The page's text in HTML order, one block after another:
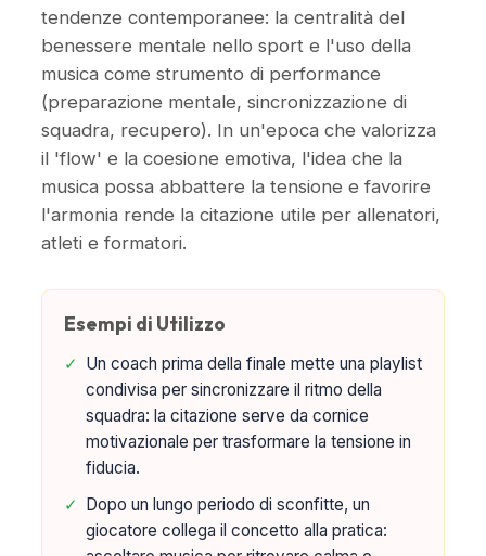
tendenze contemporanee: la centralità del
benessere mentale nello sport e l'uso della
musica come strumento di performance
(preparazione mentale, sincronizzazione di
squadra, recupero). In un'epoca che valorizza
il 'flow' e la coesione emotiva, l'idea che la
musica possa abbattere la tensione e favorire
l'armonia rende la citazione utile per allenatori,
atleti e formatori.
Esempi di Utilizzo
✓ Un coach prima della finale mette una playlist
condivisa per sincronizzare il ritmo della
squadra: la citazione serve da cornice
motivazionale per trasformare la tensione in
fiducia.
✓ Dopo un lungo periodo di sconfitte, un
giocatore collega il concetto alla pratica: